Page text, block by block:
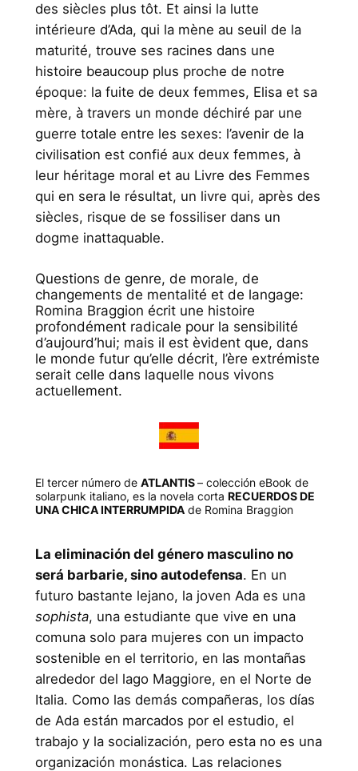
des siècles plus tôt. Et ainsi la lutte
intérieure d’Ada, qui la mène au seuil de la
maturité, trouve ses racines dans une
histoire beaucoup plus proche de notre
époque: la fuite de deux femmes, Elisa et sa
mère, à travers un monde déchiré par une
guerre totale entre les sexes: l’avenir de la
civilisation est confié aux deux femmes, à
leur héritage moral et au Livre des Femmes
qui en sera le résultat, un livre qui, après des
siècles, risque de se fossiliser dans un
dogme inattaquable.
Questions de genre, de morale, de
changements de mentalité et de langage:
Romina Braggion écrit une histoire
profondément radicale pour la sensibilité
d’aujourd’hui; mais il est èvident que, dans
le monde futur qu’elle décrit, l’ère extrémiste
serait celle dans laquelle nous vivons
actuellement.
El tercer número de ATLANTIS– colección eBook de
solarpunk italiano, es la novela corta RECUERDOS DE
UNA CHICA INTERRUMPIDAde Romina Braggion
La eliminación del género masculino no
será barbarie, sino autodefensa. En un
futuro bastante lejano, la joven Ada es una
sophista, una estudiante que vive en una
comuna solo para mujeres con un impacto
sostenible en el territorio, en las montañas
alrededor del lago Maggiore, en el Norte de
Italia. Como las demás compañeras, los días
de Ada están marcados por el estudio, el
trabajo y la socialización, pero esta no es una
organización monástica. Las relaciones